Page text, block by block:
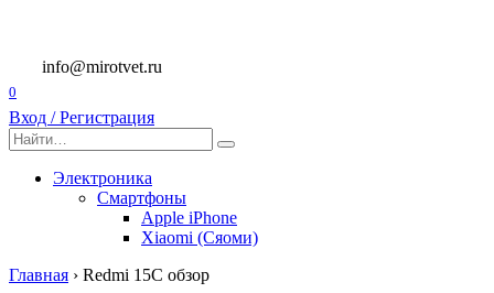
содержанию
info@mirotvet.ru
0
Вход / Регистрация
Search
for:
Электроника
Смартфоны
Apple iPhone
Xiaomi (Сяоми)
Главная › Redmi 15C обзор